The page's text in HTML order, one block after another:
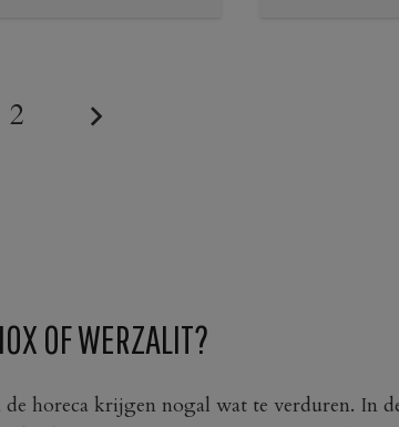
2
OF WERZALIT?
horeca krijgen nogal wat te verduren. In